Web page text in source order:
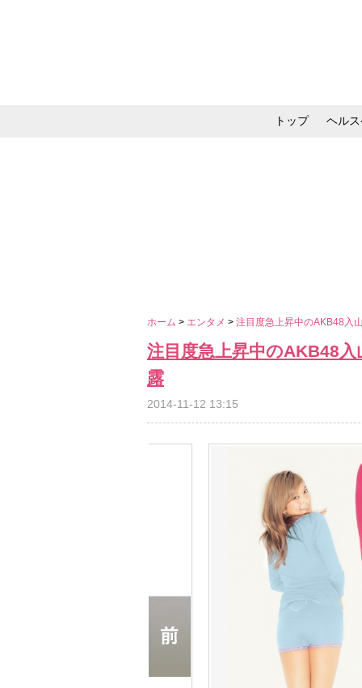
トップ ヘル
ホーム > エンタメ > 注目度急上昇中のAKB48入
注目度急上昇中のAKB48
露
2014-11-12 13:15